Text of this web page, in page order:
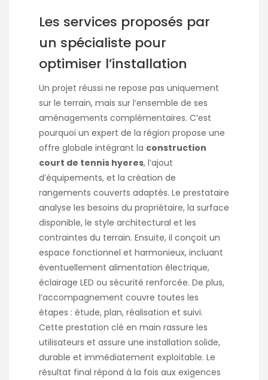
Les services proposés par
un spécialiste pour
optimiser l’installation
Un projet réussi ne repose pas uniquement
sur le terrain, mais sur l’ensemble de ses
aménagements complémentaires. C’est
pourquoi un expert de la région propose une
offre globale intégrant la construction
court de tennis hyeres, l’ajout
d’équipements, et la création de
rangements couverts adaptés. Le prestataire
analyse les besoins du propriétaire, la surface
disponible, le style architectural et les
contraintes du terrain. Ensuite, il conçoit un
espace fonctionnel et harmonieux, incluant
éventuellement alimentation électrique,
éclairage LED ou sécurité renforcée. De plus,
l’accompagnement couvre toutes les
étapes : étude, plan, réalisation et suivi.
Cette prestation clé en main rassure les
utilisateurs et assure une installation solide,
durable et immédiatement exploitable. Le
résultat final répond à la fois aux exigences